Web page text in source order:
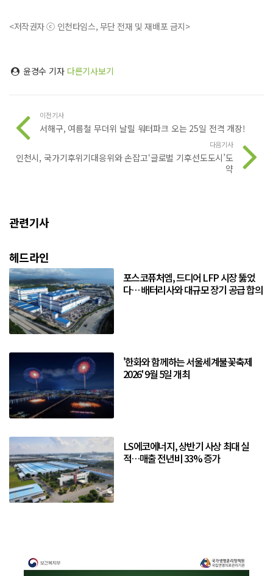
<저작권자 ⓒ 인천타임스, 무단 전재 및 재배포 금지>
윤경수 기자 다른기사보기
이전기사
서해구, 여름철 무더위 날릴 워터파크 오는 25일 전격 개장!
다음기사
인천시, 국가기후위기대응위와 손잡고‘글로벌 기후선도도시’도
약
관련기사
헤드라인
포스코퓨처엠, 드디어 LFP 시장 뚫었
다… 배터리사와 대규모 장기 공급 합의
'한화와 함께하는 서울세계불꽃축제
2026' 9월 5일 개최
LS에코에너지, 상반기 사상 최대 실
적…매출 전년비 33% 증가